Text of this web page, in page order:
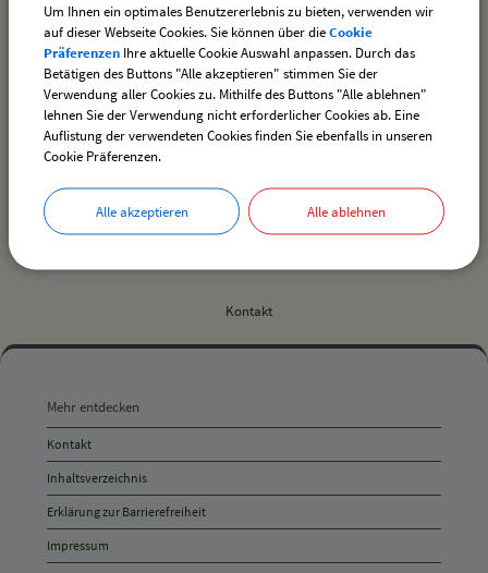
drucken
Kontakt
entdecken,
Öffnungszeiten
und
Anschrift
und
Kontakt
Mehr entdecken
Kontakt
Inhaltsverzeichnis
Erklärung zur Barrierefreiheit
Impressum
Um Ihnen ein optimales Benutzererlebnis zu bieten, verwenden wir
auf dieser Webseite Cookies. Sie können über dieCookie
Präferenzen Ihre aktuelle Cookie Auswahl anpassen. Durch das
Betätigen des Buttons "Alle akzeptieren" stimmen Sie der
Verwendung aller Cookies zu. Mithilfe des Buttons "Alle ablehnen"
lehnen Sie der Verwendung nicht erforderlicher Cookies ab. Eine
Auflistung der verwendeten Cookies finden Sie ebenfalls in unseren
Cookie Präferenzen.
Alle akzeptieren Alle ablehnen